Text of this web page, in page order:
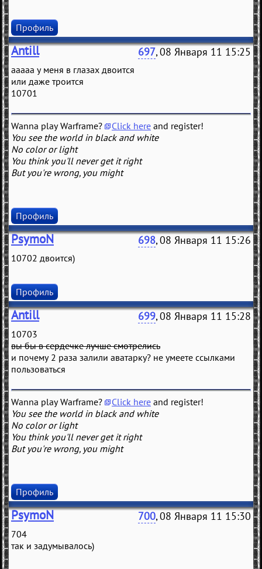
Профиль
Antill 697, 08 Января 11 15:25
ааааа у меня в глазах двоится
или даже троится
10701
Wanna play Warframe? Click here and register!
You see the world in black and white
No color or light
You think you'll never get it right
But you're wrong, you might
Профиль
PsymoN 698, 08 Января 11 15:26
10702 двоится)
Профиль
Antill 699, 08 Января 11 15:28
10703
вы бы в сердечке лучше смотрелись
и почему 2 раза залили аватарку? не умеете ссылками
пользоваться
Wanna play Warframe? Click here and register!
You see the world in black and white
No color or light
You think you'll never get it right
But you're wrong, you might
Профиль
PsymoN 700, 08 Января 11 15:30
704
так и задумывалось)